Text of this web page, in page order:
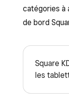
catégories à
de bord
Square
les